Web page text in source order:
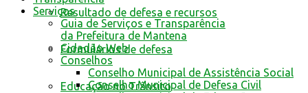
Resultado de defesa e recursos
Formulários de defesa
Educação no Trânsito
Serviços
Guia de Serviços e Transparência
da Prefeitura de Mantena
Cidadão Web
Conselhos
Conselho Municipal de Assistência Social
Conselho Municipal de Defesa Civil